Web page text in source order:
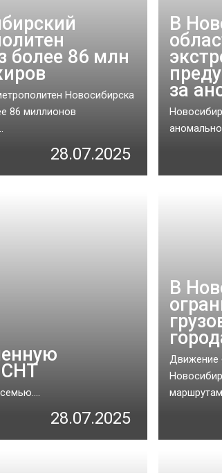
более 86 млн
Новосибирска
86 миллионов
28.07.2025
В
за
СНТ
28.07.2025
В
Движение